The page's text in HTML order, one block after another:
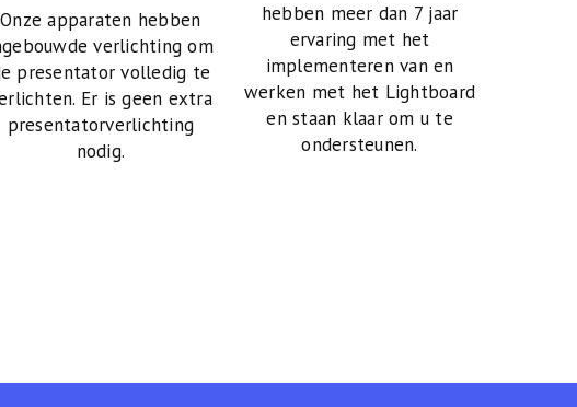
Onze apparaten hebben
verlichting om
presentator volledig te
Er is geen extra
presentatorverlichting
nodig.
hebben meer dan 7 jaar
ervaring met het
implementeren van en
werken met het Lightboard
en staan klaar om u te
ondersteunen.